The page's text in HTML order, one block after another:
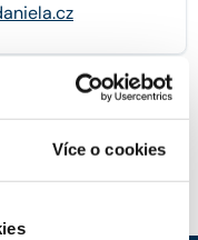
Více o cookies